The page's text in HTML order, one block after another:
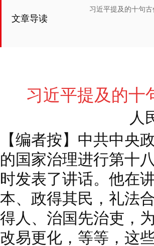
文章导读
习近平提及的十句
习近平提及的十
人
【编者按】中共中央
的国家治理进行第十
时发表了讲话。他在
本、政得其民，礼法
得人、治国先治吏，
改易更化，等等，这